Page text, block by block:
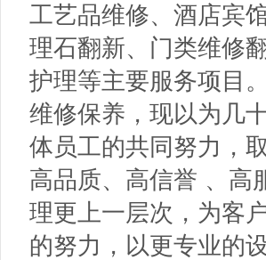
工艺品维修、酒店宾
理石翻新、门类维修
护理等主要服务项目
维修保养，现以为几
体员工的共同努力，
高品质、高信誉 、高
理更上一层次，为客
的努力，以更专业的